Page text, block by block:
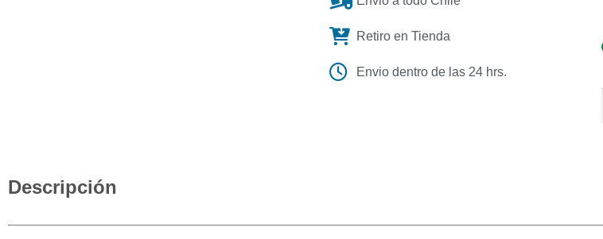
Retiro en Tienda
Envio dentro de las 24 hrs.
Descripción